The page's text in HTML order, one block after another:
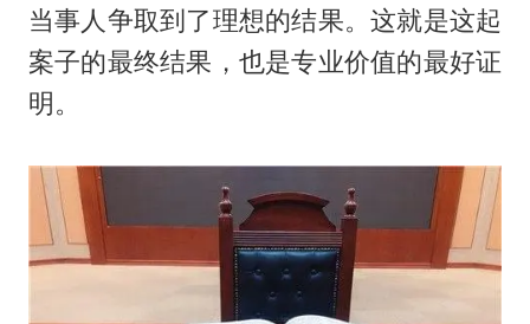
当事人争取到了理想的结果。这就是这起
案子的最终结果，也是专业价值的最好证
明。